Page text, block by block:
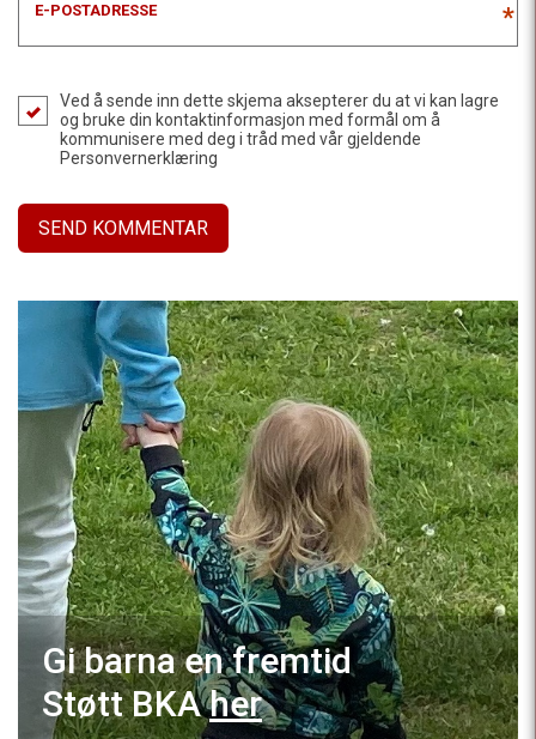
E-POSTADRESSE *
Ved å sende inn dette skjema aksepterer du at vi kan lagre
og bruke din kontaktinformasjon med formål om å
kommunisere med deg i tråd med vår gjeldende
Personvernerklæring
Gi barna en fremtid
Støtt BKAher